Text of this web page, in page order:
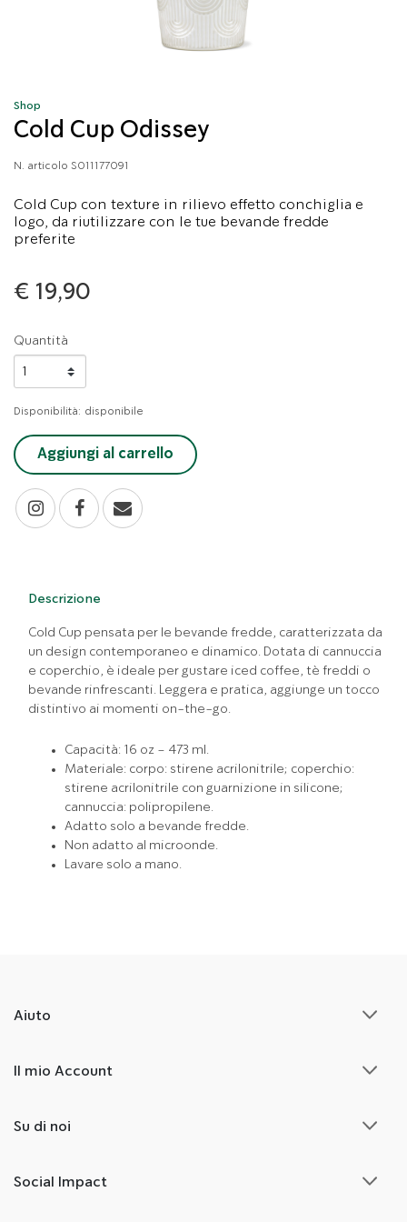
Shop
Cold Cup Odissey
N. articolo S011177091
Cold Cup con texture in rilievo effetto conchiglia e
logo, da riutilizzare con le tue bevande fredde
preferite
€ 19,90
Quantità
Disponibilità: disponibile
Aggiungi al carrello
Descrizione
Cold Cup pensata per le bevande fredde, caratterizzata da
un design contemporaneo e dinamico. Dotata di cannuccia
e coperchio, è ideale per gustare iced coffee, tè freddi o
bevande rinfrescanti. Leggera e pratica, aggiunge un tocco
distintivo ai momenti on-the-go.
Capacità: 16 oz – 473 ml.
Materiale: corpo: stirene acrilonitrile; coperchio:
stirene acrilonitrile con guarnizione in silicone;
cannuccia: polipropilene.
Adatto solo a bevande fredde.
Non adatto al microonde.
Lavare solo a mano.
Aiuto
Il mio Account
Su di noi
Social Impact